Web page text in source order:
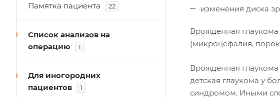
изменения диска
Врожденная глаукома
(микроцефалия,
Врожденная
детская глаукома у
синдромом. Иными
Памятка пациента 22
Список анализов на
операцию
1
Для иногородних
пациентов
1